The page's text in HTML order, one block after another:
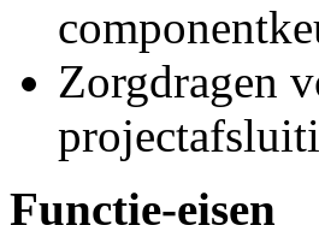
Zorgdragen
Functie-eisen